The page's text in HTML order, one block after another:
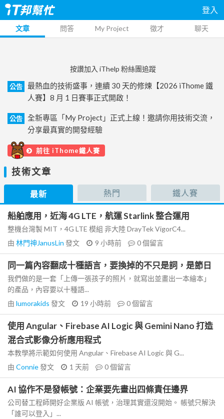
登入
文章 問答 My Project 徵才 聊天
按讚加入 iThelp 粉絲團追蹤
公告
最熱血的技術盛事，連續 30 天的修煉【2026 iThome 鐵
人賽】8 月 1 日賽事正式開啟！
公告
全新專區「My Project」正式上線！邀請你用技術交流，
分享最真實的開發經驗
前往 iThome鐵人賽
技術文章
最新 熱門 鐵人賽
船舶應用，近海 4G LTE，航運 Starlink 整合運用
整機台灣製 MIT，4G LTE 模組 非大陸 DrayTek VigorC4...
由 林門神JanusLin 發文 9 小時前 0個留言
同一篇內容翻成十種語言，要換掉的不只是詞，是節日
我們做的是一套「上傳一張孩子的照片，就寫出並畫出一本繪本」
的產品，內容要以十種語...
由 lumorakids 發文 19 小時前 0個留言
使用 Angular、Firebase AI Logic 與 Gemini Nano 打造
混合式影像分析應用程式
本教學將示範如何使用 Angular、Firebase AI Logic 與 G...
由 Connie發文 1 天前 0個留言
AI 協作不是發帳號：企業要先畫出四條責任邊界
公司替工程師開好企業版 AI 帳號，治理其實還沒開始。 帳號只解決
「誰可以登入」...